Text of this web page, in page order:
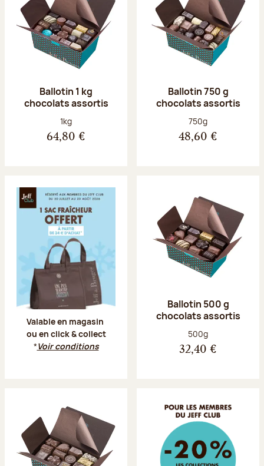
Ballotin 1 kg
chocolats assortis
Poids net :
1kg
64,80 €
Ballotin 750 g
chocolats assortis
Poids net :
750g
48,60 €
Valable en magasin
ou en click & collect
*Voir conditions
Ballotin 500 g
chocolats assortis
Poids net :
500g
32,40 €